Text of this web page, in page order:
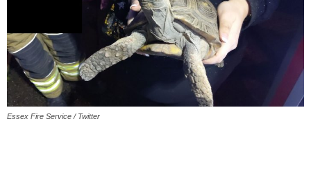
Essex Fire Service / Twitter